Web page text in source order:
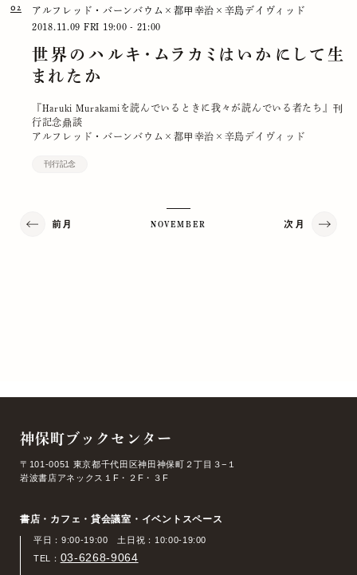
02
アルフレッド・バーンバウム×都甲幸治×辛島デイヴィッド
2018.11.09 FRI 19:00 - 21:00
世界のハルキ・ムラカミはいかにして生
まれたか
『Haruki Murakamiを読んでいるときに我々が読んでいる者たち』刊
行記念鼎談
アルフレッド・バーンバウム×都甲幸治×辛島デイヴィッド
刊行記念
前月 NOVEMBER 次月
神保町ブックセンター
〒101-0051 東京都千代田区神田神保町２丁目３−１
岩波書店アネックス１F・２F・３F
書店・カフェ・貸会議室・イベントスペース
平日：9:00-19:00 土日祝：10:00-19:00
TEL： 03-6268-9064